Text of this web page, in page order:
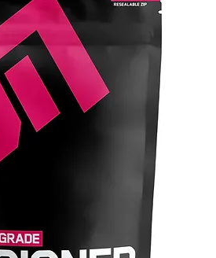
Das schafft Vertrauen in ..